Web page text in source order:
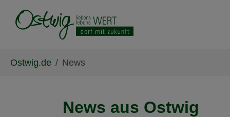
Ostwig.de News
News aus Ostwig